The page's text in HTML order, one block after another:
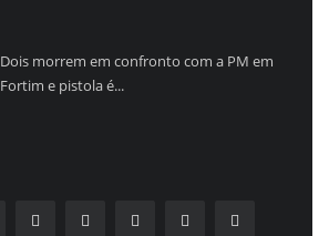
Dois morrem em confronto com a PM em
Fortim e pistola é...